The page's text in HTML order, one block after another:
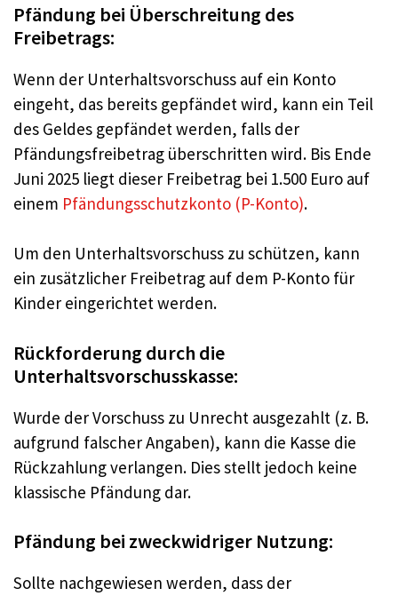
Pfändung bei Überschreitung des
Freibetrags:
Wenn der Unterhaltsvorschuss auf ein Konto
eingeht, das bereits gepfändet wird, kann ein Teil
des Geldes gepfändet werden, falls der
Pfändungsfreibetrag überschritten wird. Bis Ende
Juni 2025 liegt dieser Freibetrag bei 1.500 Euro auf
einem Pfändungsschutzkonto (P-Konto).
Um den Unterhaltsvorschuss zu schützen, kann
ein zusätzlicher Freibetrag auf dem P-Konto für
Kinder eingerichtet werden.
Rückforderung durch die
Unterhaltsvorschusskasse:
Wurde der Vorschuss zu Unrecht ausgezahlt (z. B.
aufgrund falscher Angaben), kann die Kasse die
Rückzahlung verlangen. Dies stellt jedoch keine
klassische Pfändung dar.
Pfändung bei zweckwidriger Nutzung:
Sollte nachgewiesen werden, dass der